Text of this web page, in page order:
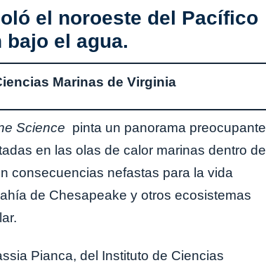
el noroeste del Pacífico
el agua.
Marinas de Virginia
Science pinta un panorama preocupante
en las olas de calor marinas dentro del
consecuencias nefastas para la vida
de Chesapeake y otros ecosistemas
Pianca, del Instituto de Ciencias